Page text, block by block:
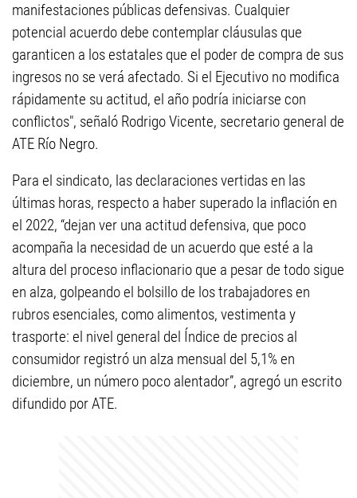
manifestaciones públicas defensivas. Cualquier
potencial acuerdo debe contemplar cláusulas que
garanticen a los estatales que el poder de compra de sus
ingresos no se verá afectado. Si el Ejecutivo no modifica
rápidamente su actitud, el año podría iniciarse con
conflictos", señaló Rodrigo Vicente, secretario general de
ATE Río Negro.
Para el sindicato, las declaraciones vertidas en las
últimas horas, respecto a haber superado la inflación en
el 2022, “dejan ver una actitud defensiva, que poco
acompaña la necesidad de un acuerdo que esté a la
altura del proceso inflacionario que a pesar de todo sigue
en alza, golpeando el bolsillo de los trabajadores en
rubros esenciales, como alimentos, vestimenta y
trasporte: el nivel general del Índice de precios al
consumidor registró un alza mensual del 5,1% en
diciembre, un número poco alentador”, agregó un escrito
difundido por ATE.